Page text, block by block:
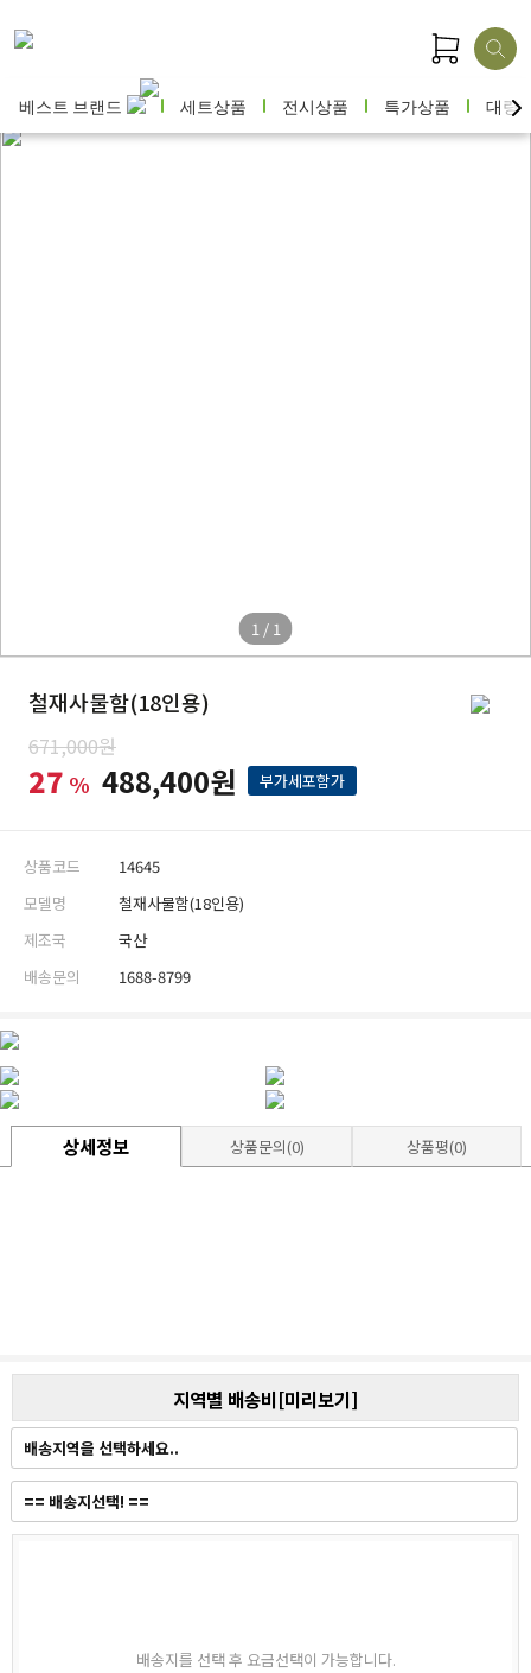
베스트 브랜드 세트상품 전시상품 특가상품 대량
1 / 1
철재사물함(18인용)
671,000원
27 % 488,400원 부가세포함가
상품코드
14645
모델명
철재사물함(18인용)
제조국
국산
배송문의
1688-8799
상세정보 상품문의(0) 상품평(0)
지역별 배송비[미리보기]
배송지를 선택 후 요금선택이 가능합니다.